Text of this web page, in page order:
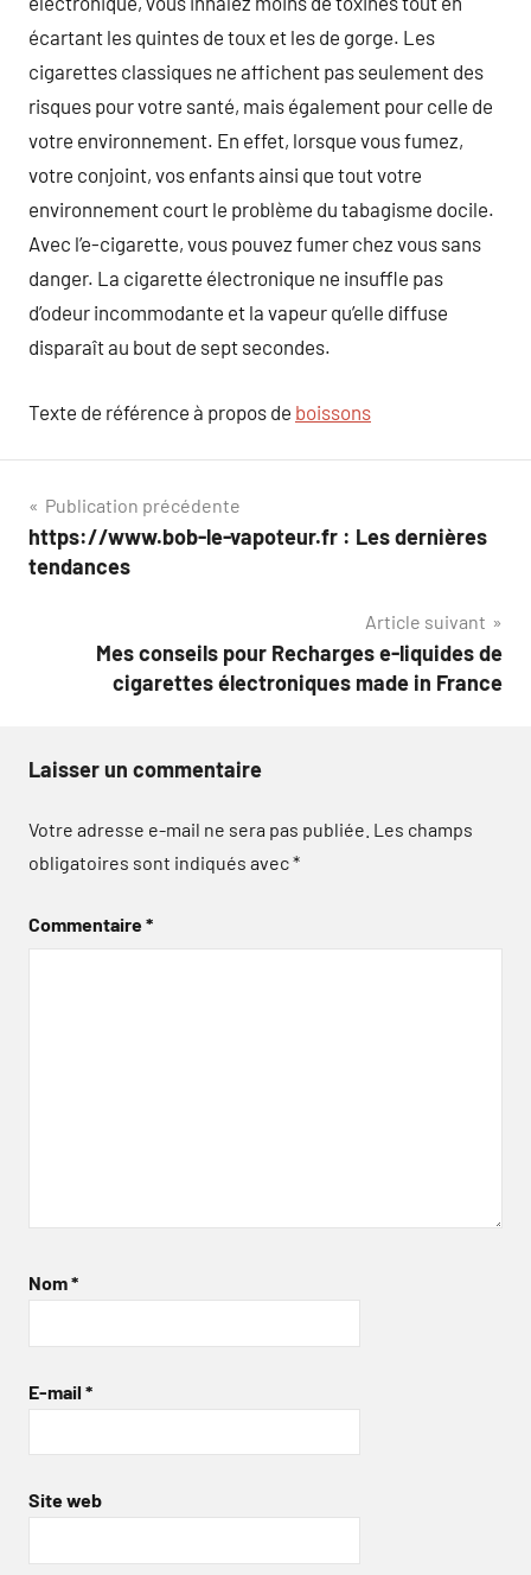
écartant les quintes de toux et les de gorge. Les
cigarettes classiques ne affichent pas seulement des
risques pour votre santé, mais également pour celle de
votre environnement. En effet, lorsque vous fumez,
votre conjoint, vos enfants ainsi que tout votre
environnement court le problème du tabagisme docile.
Avec l’e-cigarette, vous pouvez fumer chez vous sans
danger. La cigarette électronique ne insuffle pas
d’odeur incommodante et la vapeur qu’elle diffuse
disparaît au bout de sept secondes.
Texte de référence à propos de boissons
Navigation
de
Publication précédente
https://www.bob-le-vapoteur.fr : Les dernières
tendances
Article suivant
Mes conseils pour Recharges e-liquides de
cigarettes électroniques made in France
Laisser un commentaire
Votre adresse e-mail ne sera pas publiée. Les champs
obligatoires sont indiqués avec*
Commentaire*
Nom*
E-mail *
Site web